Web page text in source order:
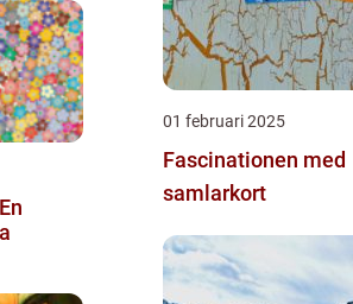
01 februari 2025
Fascinationen med
samlarkort